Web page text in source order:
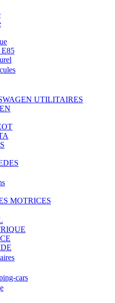
E85
UTILITAIRES
MOTRICES
cars